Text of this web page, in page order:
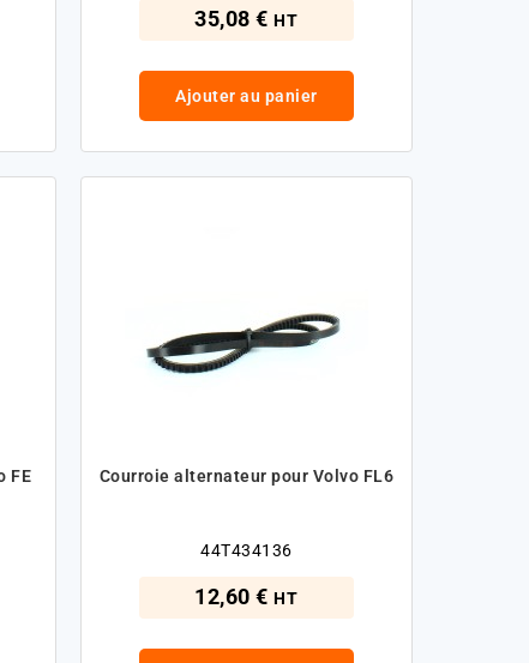
35,08 €HT
Ajouter au panier
FE Courroie alternateur pour Volvo FL6
44T434136
12,60 €HT